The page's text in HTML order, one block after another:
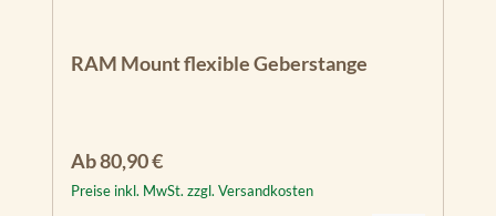
RAM Mount flexible Geberstange
Regulärer Preis:
Ab80,90 €
Preise inkl. MwSt. zzgl. Versandkosten